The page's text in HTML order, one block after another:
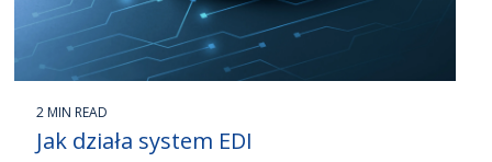
2 MIN READ
Jak działa system EDI